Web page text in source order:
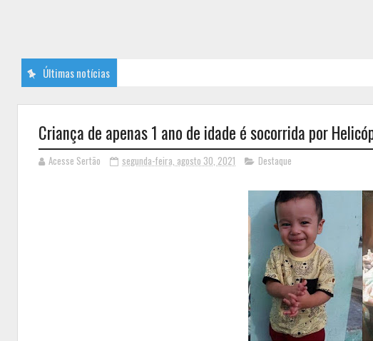
Últimas notícias
Criança de apenas 1 ano de idade é socorrida por
Acesse Sertão segunda-feira, agosto 30, 2021 Destaque